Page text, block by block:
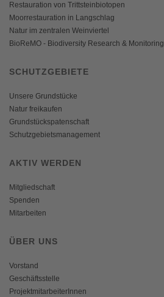
Restauration von Trittsteinbiotopen
Moorrestauration in Langschlag
Natur im zentralen Weinviertel
BioReMO - Biodiversity Research & Monitoring
SCHUTZGEBIETE
Unsere Grundstücke
Natur freikaufen
Grundstückspatenschaft
Schutzgebietsmanagement
AKTIV WERDEN
Mitgliedschaft
Spenden
Mitarbeiten
ÜBER UNS
Vorstand
Geschäftsstelle
ProjektmitarbeiterInnen